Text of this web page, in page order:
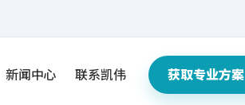
新闻中心 联系凯伟 获取专业方案